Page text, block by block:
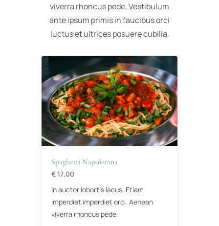
viverra rhoncus pede. Vestibulum
ante ipsum primis in faucibus orci
luctus et ultrices posuere cubilia.
Spaghetti Napoletana
€ 17,00
In auctor lobortis lacus. Etiam
imperdiet imperdiet orci. Aenean
viverra rhoncus pede.